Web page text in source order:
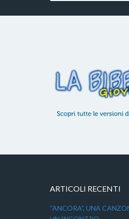
ARTICOLI RECENTI
“ANCORA”, UNA